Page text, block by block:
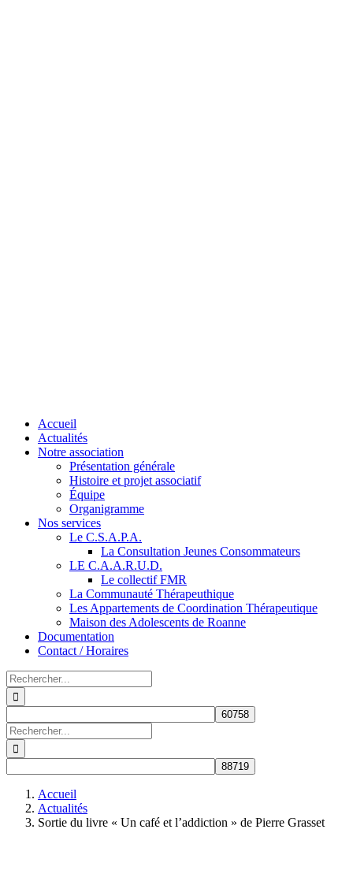
Accueil
Actualités
Notre association
Présentation générale
Histoire et projet associatif
Équipe
Organigramme
Nos services
Le C.S.A.P.A.
La Consultation Jeunes Consommateurs
LE C.A.A.R.U.D.
Le collectif FMR
La Communauté Thérapeuthique
Les Appartements de Coordination Thérapeutique
Maison des Adolescents de Roanne
Documentation
Contact / Horaires
Rechercher:
Rechercher:
Accueil
Actualités
Sortie du livre « Un café et l’addiction » de Pierre Grasset